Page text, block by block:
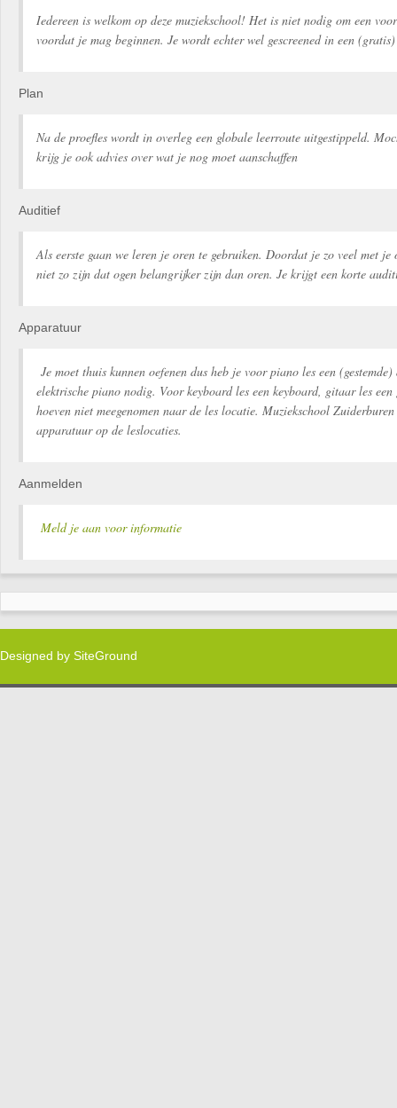
Iedereen is welkom op deze muziekschool! Het is niet nodig om een
voordat je mag beginnen. Je wordt echter wel gescreened in een
Plan
Na de proefles wordt in overleg een globale leerroute uitgestippeld.
krijg je ook advies over wat je nog moet aanschaffen
Auditief
Als eerste gaan we leren je oren te gebruiken. Doordat je zo veel met je
niet zo zijn dat ogen belangrijker zijn dan oren. Je krijgt een korte
Apparatuur
Je moet thuis kunnen oefenen dus heb je voor piano les een (gestemde)
elektrische piano nodig. Voor keyboard les een keyboard, gitaar les
hoeven niet meegenomen naar de les locatie. Muziekschool
apparatuur op de leslocaties.
Aanmelden
Meld je aan voor informatie
Designed by SiteGround